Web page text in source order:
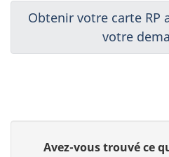
a
Suivant:
Obtenir votre carte RP
votre
Avez-vous trouvé ce